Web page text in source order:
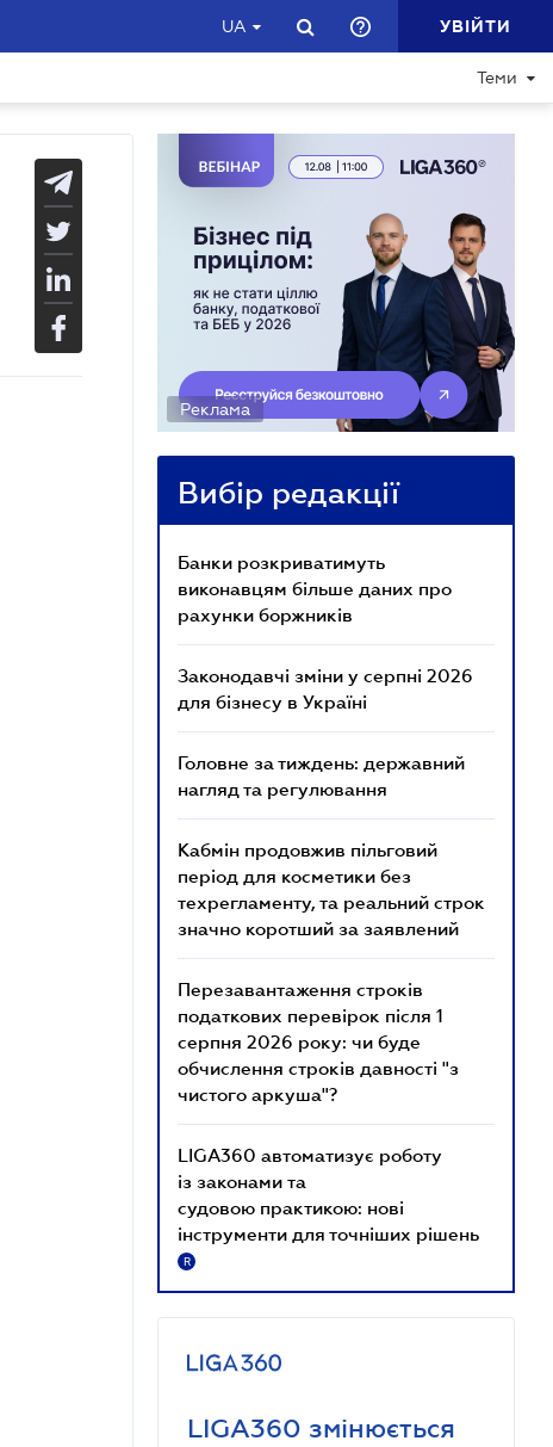
UA УВІЙТИ
Теми
Реклама
Вибір редакції
Банки розкриватимуть
виконавцям більше даних про
рахунки боржників
Законодавчі зміни у серпні 2026
для бізнесу в Україні
Головне за тиждень: державний
нагляд та регулювання
Кабмін продовжив пільговий
період для косметики без
техрегламенту, та реальний строк
значно коротший за заявлений
Перезавантаження строків
податкових перевірок після 1
серпня 2026 року: чи буде
обчислення строків давності "з
чистого аркуша"?
LIGA360 автоматизує роботу
із законами та
судовою практикою: нові
інструменти для точніших рішень
R
LIGA360 змінюється